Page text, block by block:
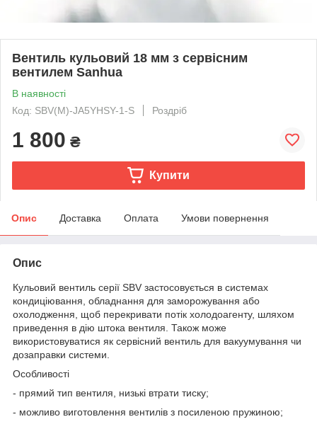
Вентиль кульовий 18 мм з сервісним
вентилем Sanhua
В наявності
Код: SBV(M)-JA5YHSY-1-S
Роздріб
1 800 ₴
Купити
Опис Доставка Оплата Умови повернення
Опис
Кульовий вентиль серії SBV застосовується в системах
кондиціювання, обладнання для заморожування або
охолодження, щоб перекривати потік холодоагенту, шляхом
приведення в дію штока вентиля. Також може
використовуватися як сервісний вентиль для вакуумування чи
дозаправки системи.
Особливості
- прямий тип вентиля, низькі втрати тиску;
- можливо виготовлення вентилів з посиленою пружиною;